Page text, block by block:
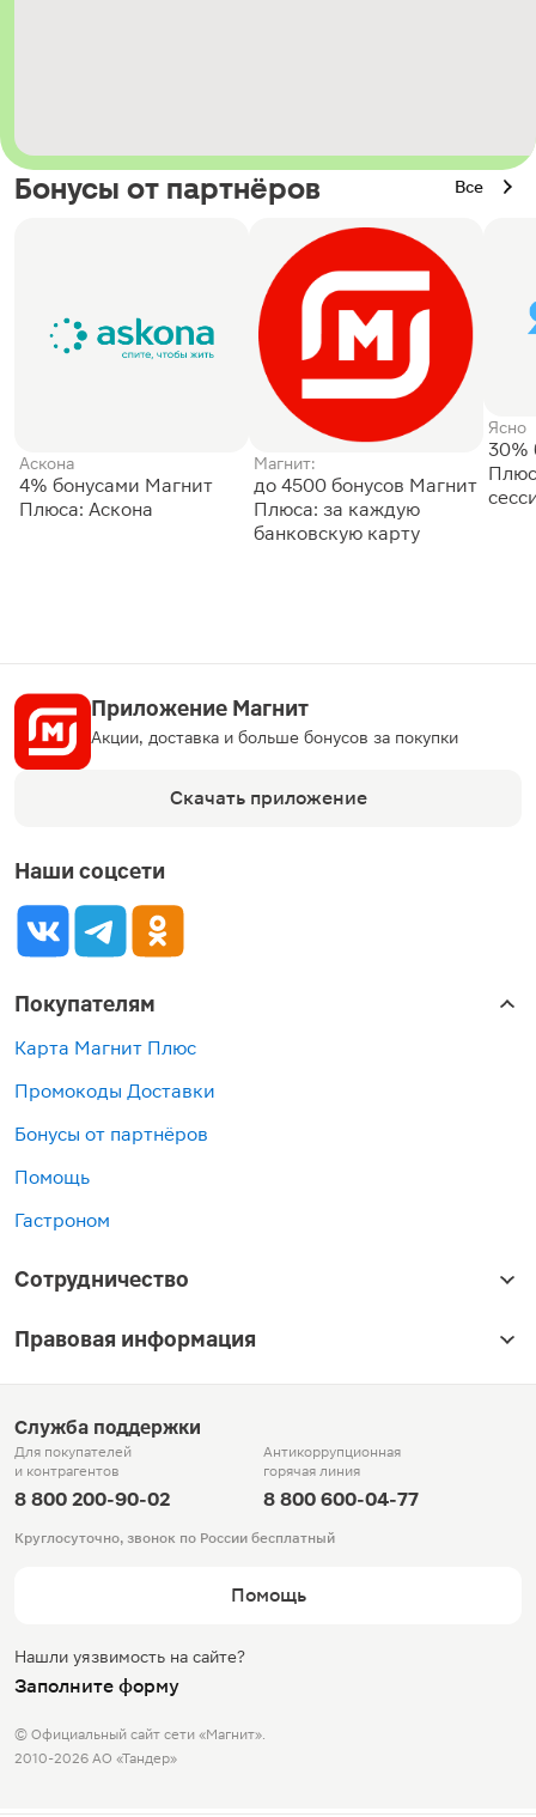
Бонусы от партнёров Все
Аскона
4% бонусами Магнит
Плюса: Аскона
Магнит:
до 4500 бонусов Магнит
Плюса: за каждую
банковскую карту
Ясно
30%
Приложение Магнит
Акции, доставка и больше бонусов за покупки
Скачать приложение
Наши соцсети
Покупателям
Карта Магнит Плюс
Промокоды Доставки
Бонусы от партнёров
Помощь
Гастроном
Сотрудничество
Правовая информация
Служба поддержки
Для покупателей
и контрагентов
8 800 200-90-02
Антикоррупционная
горячая линия
8 800 600-04-77
Круглосуточно, звонок по России бесплатный
Помощь
Нашли уязвимость на сайте?
Заполните форму
© Официальный сайт сети «Магнит».
2010-2026 АО «Тандер»